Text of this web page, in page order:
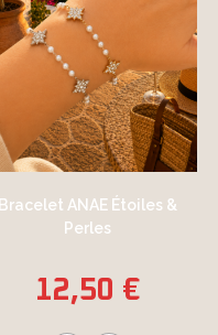
Bracelet ANAE Étoiles &
Perles
12,50 €